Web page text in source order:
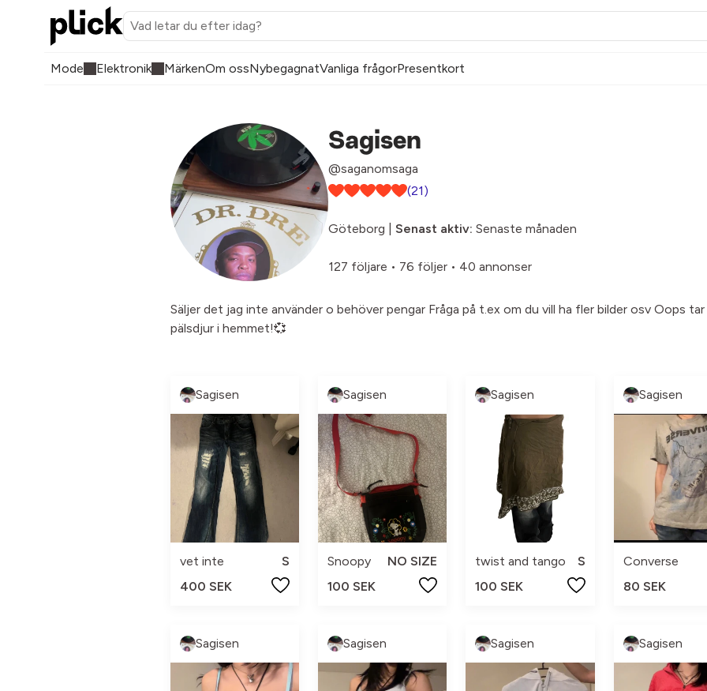
Mode Elektronik MärkenOm ossNybegagnatVanliga frågorPresentkort
Sagisen
@saganomsaga
(21)
Göteborg | Senast aktiv: Senaste månaden
127 följare • 76 följer • 40 annonser
Säljer det jag inte använder o behöver pengar Fråga på t.ex om du vill ha fler bilder osv Oops
pälsdjur i hemmet!💞
Sagisen
vet inte
S
400 SEK
Sagisen
Snoopy
NO SIZE
100 SEK
Sagisen
twist and tango
S
100 SEK
Sagisen
Converse
80 SEK
Sagisen Sagisen Sagisen Sagisen